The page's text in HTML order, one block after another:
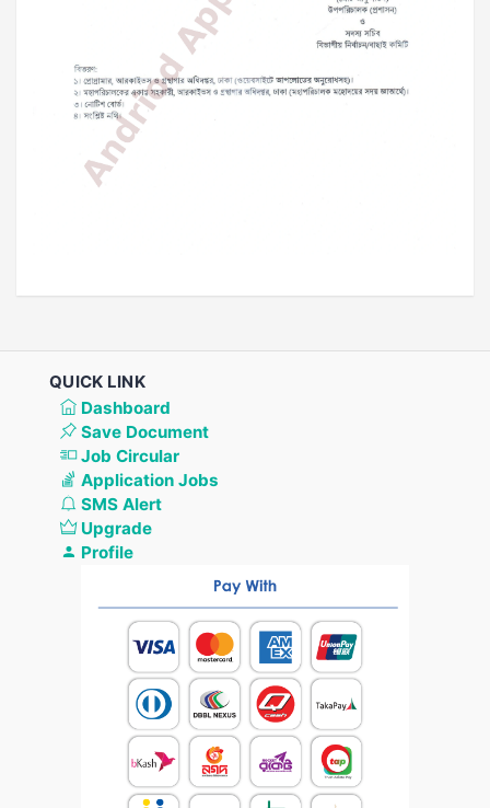
QUICK LINK
Dashboard
Save Document
Job Circular
Application Jobs
SMS Alert
Upgrade
Profile